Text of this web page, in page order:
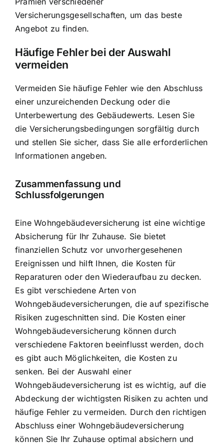
Versicherungsgesellschaften, um das beste
Angebot zu finden.
Häufige Fehler bei der Auswahl
vermeiden
Vermeiden Sie häufige Fehler wie den Abschluss
einer unzureichenden Deckung oder die
Unterbewertung des Gebäudewerts. Lesen Sie
die Versicherungsbedingungen sorgfältig durch
und stellen Sie sicher, dass Sie alle erforderlichen
Informationen angeben.
Zusammenfassung und
Schlussfolgerungen
Eine Wohngebäudeversicherung ist eine wichtige
Absicherung für Ihr Zuhause. Sie bietet
finanziellen Schutz vor unvorhergesehenen
Ereignissen und hilft Ihnen, die Kosten für
Reparaturen oder den Wiederaufbau zu decken.
Es gibt verschiedene Arten von
Wohngebäudeversicherungen, die auf spezifische
Risiken zugeschnitten sind. Die Kosten einer
Wohngebäudeversicherung können durch
verschiedene Faktoren beeinflusst werden, doch
es gibt auch Möglichkeiten, die Kosten zu
senken. Bei der Auswahl einer
Wohngebäudeversicherung ist es wichtig, auf die
Abdeckung der wichtigsten Risiken zu achten und
häufige Fehler zu vermeiden. Durch den richtigen
Abschluss einer Wohngebäudeversicherung
können Sie Ihr Zuhause optimal absichern und